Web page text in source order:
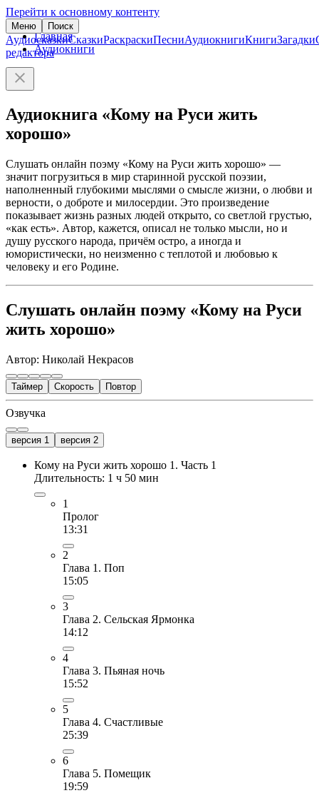
Перейти к основному контенту
Меню Поиск
АудиосказкиСказкиРаскраскиПесниАудиокнигиКнигиЗагадки
редактора
Главная
Аудиокниги
Аудиокнига «Кому на Руси жить
хорошо»
Слушать онлайн поэму «Кому на Руси жить хорошо» —
значит погрузиться в мир старинной русской поэзии,
наполненный глубокими мыслями о смысле жизни, о любви и
верности, о доброте и милосердии. Это произведение
показывает жизнь разных людей открыто, со светлой грустью,
«как есть». Автор, кажется, описал не только мысли, но и
душу русского народа, причём остро, а иногда и
юмористически, но неизменно с теплотой и любовью к
человеку и его Родине.
Слушать онлайн поэму «Кому на Руси
жить хорошо»
Автор: Николай Некрасов
Таймер Скорость Повтор
Озвучка
версия 1 версия 2
Кому на Руси жить хорошо 1. Часть 1
Длительность: 1 ч 50 мин
1
Пролог
13:31
2
Глава 1. Поп
15:05
3
Глава 2. Сельская Ярмонка
14:12
4
Глава 3. Пьяная ночь
15:52
5
Глава 4. Счастливые
25:39
6
Глава 5. Помещик
19:59